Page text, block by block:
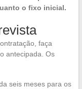
o fixo inicial.
faça
antecipada. Os
seis meses para os